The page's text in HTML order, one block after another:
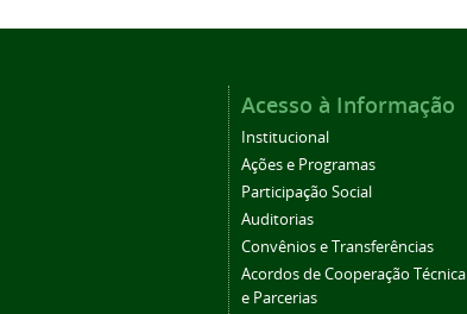
Acesso à Informação
Institucional
Ações e Programas
Participação Social
Auditorias
Convênios e Transferências
Acordos de Cooperação Técnica
e Parcerias